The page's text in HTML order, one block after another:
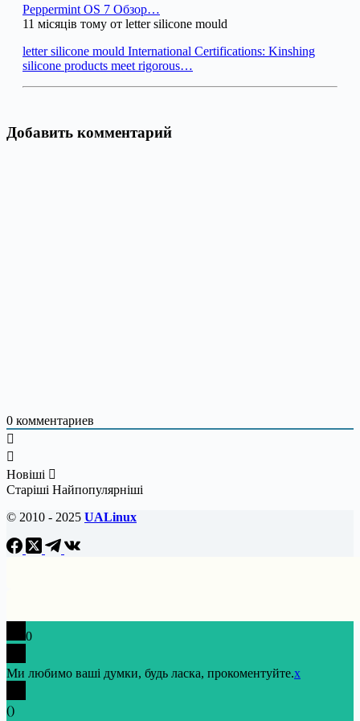
Peppermint OS 7 Обзор…
11 місяців тому от letter silicone mould
letter silicone mould International Certifications: Kinshing
silicone products meet rigorous…
Добавить комментарий
0 комментариев
Новіші
Старіші Найпопулярніші
© 2010 - 2025 UALinux
0
Ми любимо ваші думки, будь ласка, прокоментуйте.x
()